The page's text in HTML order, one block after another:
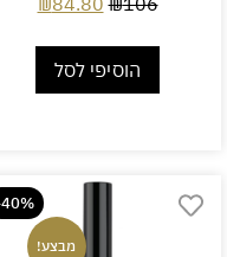
הוסיפי לסל
מבצע!